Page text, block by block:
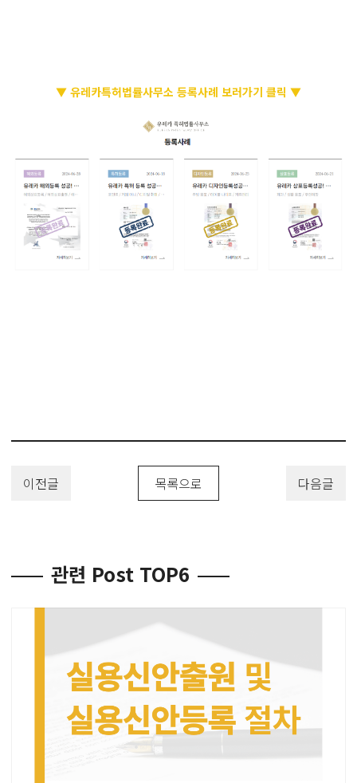
▼ 유레카특허법률사무소 등록사례 보러가기 클릭 ▼
이전글 목록으로 다음글
관련 Post TOP6